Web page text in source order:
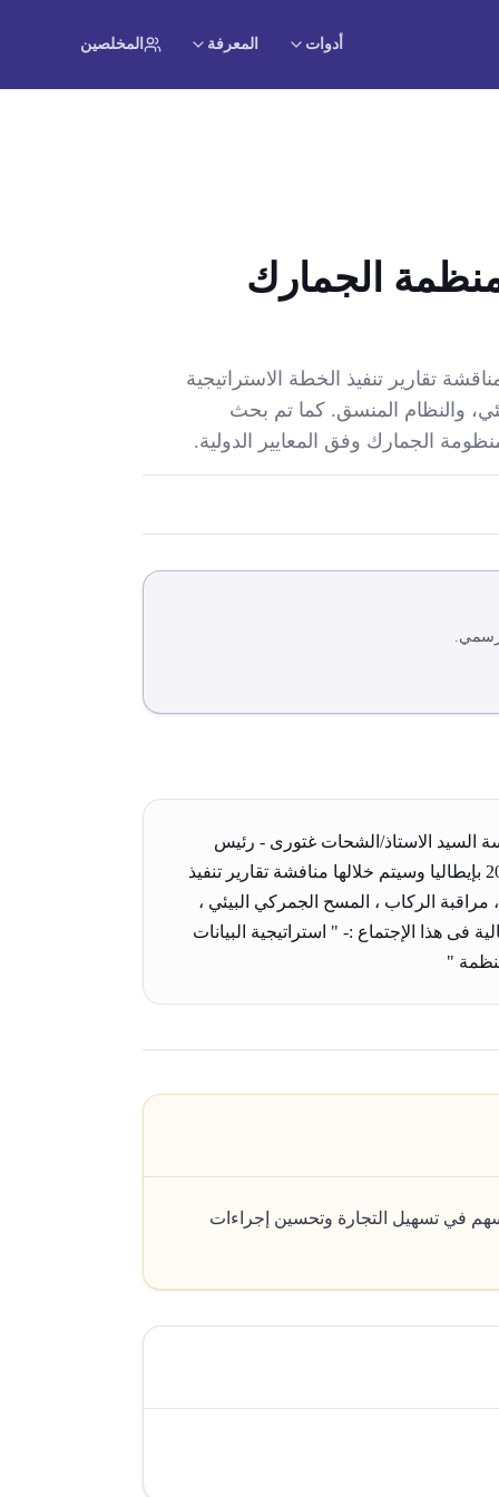
أدوات المعرفة المخلصين
الجمارك
تقارير تنفيذ الخطة الاستراتيجية
والنظام المنسق. كما تم بحث
الجمارك وفق المعايير الدولية.
السيد الاستاذ/الشحات غتورى - رئيس
المصلحة فى اجتماعات لجنة السياسات التابعة لمنظمة الجمارك العالمية التى تُعقد في الفترة من 4 إلى 7 ديسمبر 2023 بإيطاليا وسيتم خلالها منافشة تقارير تنفيذ
الركاب ، المسح الجمركي البيئي ،
فى هذا الإجتماع :- " استراتيجية البيانات
"
في تسهيل التجارة وتحسين إجراءات